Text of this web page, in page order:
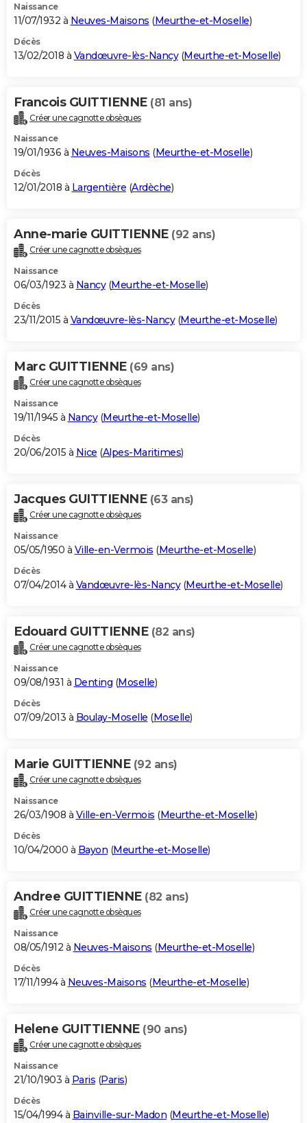
Naissance
11/07/1932 à Neuves-Maisons (Meurthe-et-Moselle)
Décès
13/02/2018 à Vandœuvre-lès-Nancy(Meurthe-et-Moselle)
Francois GUITTIENNE (81 ans)
Créer une cagnotte obsèques
Naissance
19/01/1936 à Neuves-Maisons (Meurthe-et-Moselle)
Décès
12/01/2018 à Largentière (Ardèche)
Anne-marie GUITTIENNE (92 ans)
Créer une cagnotte obsèques
Naissance
06/03/1923 à Nancy(Meurthe-et-Moselle)
Décès
23/11/2015 à Vandœuvre-lès-Nancy(Meurthe-et-Moselle)
Marc GUITTIENNE (69 ans)
Créer une cagnotte obsèques
Naissance
19/11/1945 à Nancy(Meurthe-et-Moselle)
Décès
20/06/2015 à Nice (Alpes-Maritimes)
Jacques GUITTIENNE (63 ans)
Créer une cagnotte obsèques
Naissance
05/05/1950 à Ville-en-Vermois (Meurthe-et-Moselle)
Décès
07/04/2014 à Vandœuvre-lès-Nancy(Meurthe-et-Moselle)
Edouard GUITTIENNE (82 ans)
Créer une cagnotte obsèques
Naissance
09/08/1931 à Denting (Moselle)
Décès
07/09/2013 à Boulay-Moselle (Moselle)
Marie GUITTIENNE (92 ans)
Créer une cagnotte obsèques
Naissance
26/03/1908 à Ville-en-Vermois (Meurthe-et-Moselle)
Décès
10/04/2000 à Bayon (Meurthe-et-Moselle)
Andree GUITTIENNE (82 ans)
Créer une cagnotte obsèques
Naissance
08/05/1912 à Neuves-Maisons (Meurthe-et-Moselle)
Décès
17/11/1994 à Neuves-Maisons (Meurthe-et-Moselle)
Helene GUITTIENNE (90 ans)
Créer une cagnotte obsèques
Naissance
21/10/1903 à Paris (Paris)
Décès
15/04/1994 à Bainville-sur-Madon (Meurthe-et-Moselle)